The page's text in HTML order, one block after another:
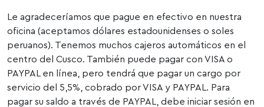
Le agradeceríamos que pague en efectivo en nuestra
oficina (aceptamos dólares estadounidenses o soles
peruanos). Tenemos muchos cajeros automáticos en el
centro del Cusco. También puede pagar con VISA o
PAYPAL en línea, pero tendrá que pagar un cargo por
servicio del 5,5%, cobrado por VISA y PAYPAL. Para
pagar su saldo a través de PAYPAL, debe iniciar sesión en